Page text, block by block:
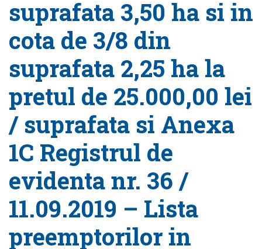
suprafata 3,50 ha si in
cota de 3/8 din
suprafata 2,25 ha la
pretul de 25.000,00 lei
/ suprafata si Anexa
1C Registrul de
evidenta nr. 36 /
11.09.2019 – Lista
preemptorilor in